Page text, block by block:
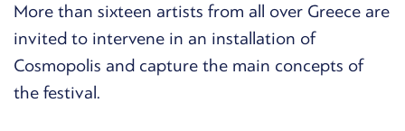
More than sixteen artists from all over Greece are
invited to intervene in an installation of
Cosmopolis and capture the main concepts of
the festival.